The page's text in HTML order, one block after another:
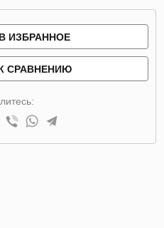
ИЗБРАННОЕ
СРАВНЕНИЮ